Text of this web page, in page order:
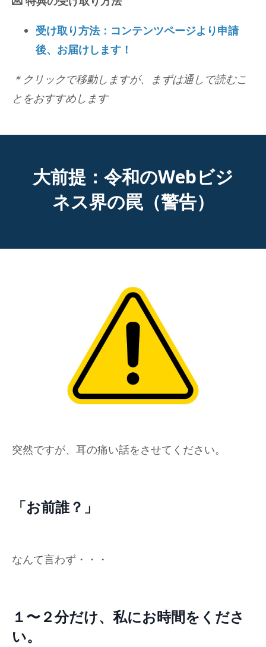
受け取り方法：コンテンツページより申請
後、お届けします！
＊クリックで移動しますが、まずは通しで読むこ
とをおすすめします
大前提：令和のWebビジ
ネス界の罠（警告）
突然ですが、耳の痛い話をさせてください。
「お前誰？」
なんて言わず・・・
１〜２分だけ、私にお時間をくださ
い。